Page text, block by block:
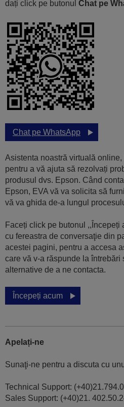
dați click pe butonul Chat pe
Chat pe WhatsApp
Asistenta noastră virtuală
pentru a vă ajuta să rezolvați
produsul dvs. Epson. Când
Epson, EVA vă va solicita să
vă va ghida de-a lungul
Faceți click pe butonul ,,Începeți
cu fereastra de conversaţie din
acestei pagini, pentru a accesa
care vă v-a răspunde la întrebări
alternative de a ne contacta.
Începeți acum
Apelați-ne
Sunaţi-ne pentru a discuta cu
Technical Support:
Sales Support: (+40)21.